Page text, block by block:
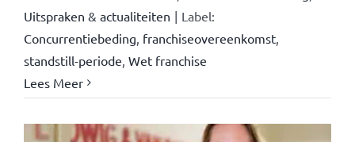
Uitspraken & actualiteiten | Label:
Concurrentiebeding franchiseovereenkomst,
standstill-periode Wet franchise
Lees Meer